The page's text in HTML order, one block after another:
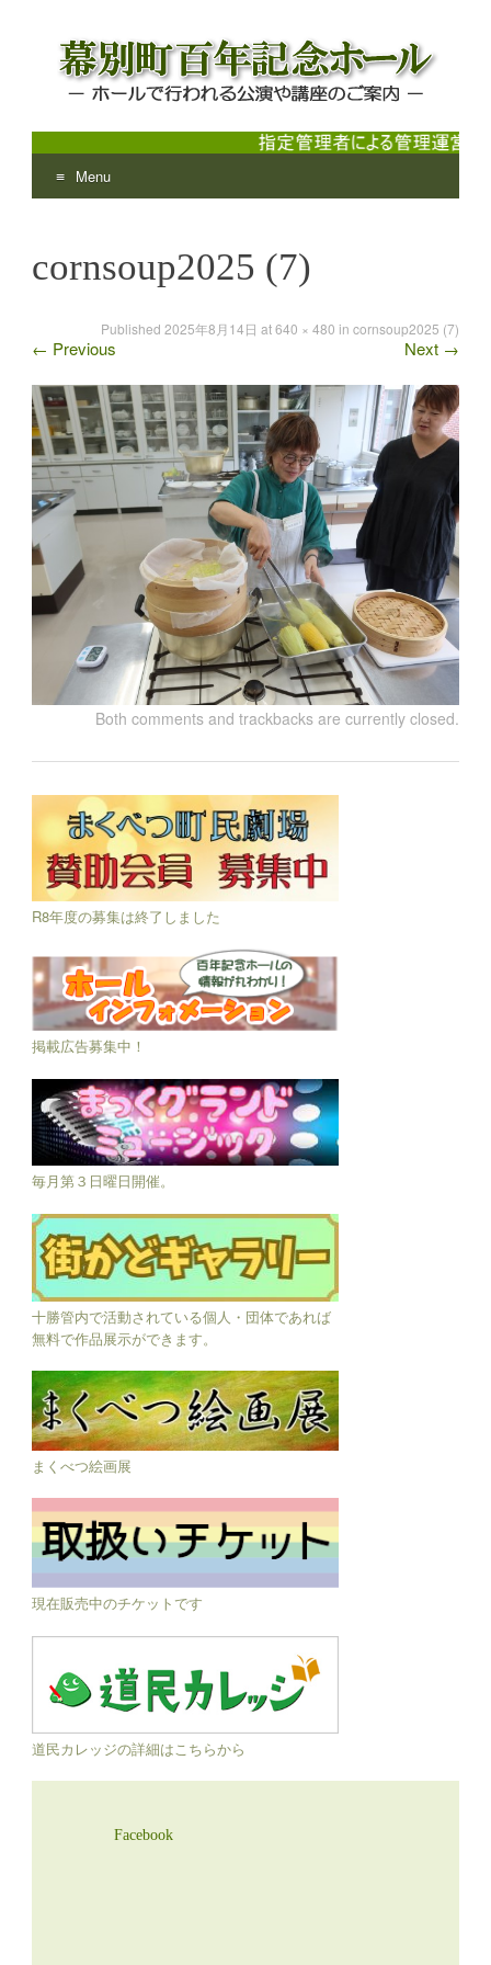
幕別町百年記念ホール
ホールで行われる公演や講座のご案内
Menu
content
cornsoup2025 (7)
Published 2025年8月14日 at640 × 480 in cornsoup2025 (7)
← Previous Next →
Both comments and trackbacks are currently closed.
R8年度の募集は終了しました
掲載広告募集中！
毎月第３日曜日開催。
十勝管内で活動されている個人・団体であれば
無料で作品展示ができます。
まくべつ絵画展
現在販売中のチケットです
道民カレッジの詳細はこちらから
Facebook